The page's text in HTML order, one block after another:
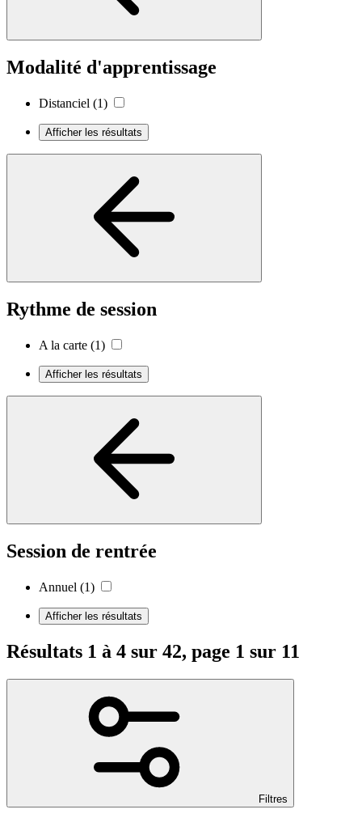
Modalité d'apprentissage
Distanciel (1)
Afficher les résultats
Rythme de session
A la carte (1)
Afficher les résultats
Session de rentrée
Annuel (1)
Afficher les résultats
Résultats 1 à 4 sur 42, page 1 sur 11
Filtres